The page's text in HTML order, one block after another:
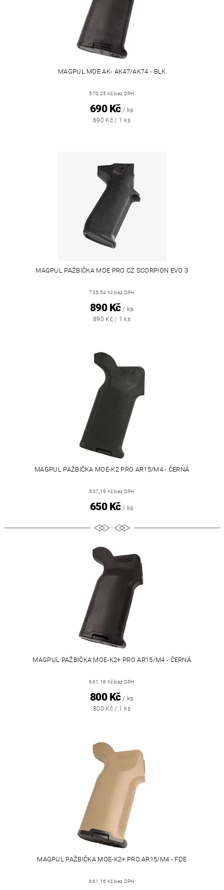
MAGPUL MOE AK- AK47/AK74 - BLK
570,25 Kč bez DPH
690 Kč / ks
690 Kč / 1 ks
MAGPUL PAŽBIČKA MOE PRO CZ SCORPION EVO 3
735,54 Kč bez DPH
890 Kč / ks
890 Kč / 1 ks
MAGPUL PAŽBIČKA MOE-K2 PRO AR15/M4 - ČERNÁ
537,19 Kč bez DPH
650 Kč / ks
MAGPUL PAŽBIČKA MOE-K2+ PRO AR15/M4 - ČERNÁ
661,16 Kč bez DPH
800 Kč / ks
800 Kč / 1 ks
MAGPUL PAŽBIČKA MOE-K2+ PRO AR15/M4 - FDE
661,16 Kč bez DPH